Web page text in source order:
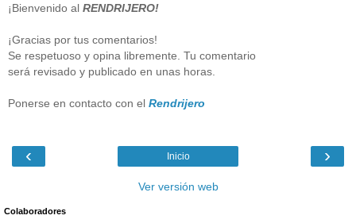
¡Bienvenido al RENDRIJERO!
¡Gracias por tus comentarios!
Se respetuoso y opina libremente. Tu comentario
será revisado y publicado en unas horas.
Ponerse en contacto con el Rendrijero
‹ ›
Inicio
Ver versión web
Colaboradores